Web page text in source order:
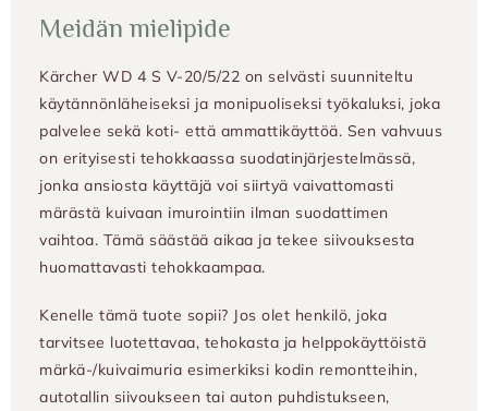
Meidän mielipide
Kärcher WD 4 S V-20/5/22 on selvästi suunniteltu
käytännönläheiseksi ja monipuoliseksi työkaluksi, joka
palvelee sekä koti- että ammattikäyttöä. Sen vahvuus
on erityisesti tehokkaassa suodatinjärjestelmässä,
jonka ansiosta käyttäjä voi siirtyä vaivattomasti
märästä kuivaan imurointiin ilman suodattimen
vaihtoa. Tämä säästää aikaa ja tekee siivouksesta
huomattavasti tehokkaampaa.
Kenelle tämä tuote sopii? Jos olet henkilö, joka
tarvitsee luotettavaa, tehokasta ja helppokäyttöistä
märkä-/kuivaimuria esimerkiksi kodin remontteihin,
autotallin siivoukseen tai auton puhdistukseen,